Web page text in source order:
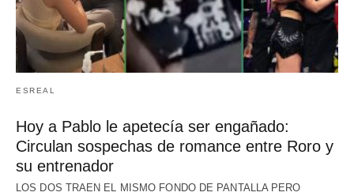
ESREAL
Hoy a Pablo le apetecía ser engañado:
Circulan sospechas de romance entre Roro y
su entrenador
LOS DOS TRAEN EL MISMO FONDO DE PANTALLA PERO